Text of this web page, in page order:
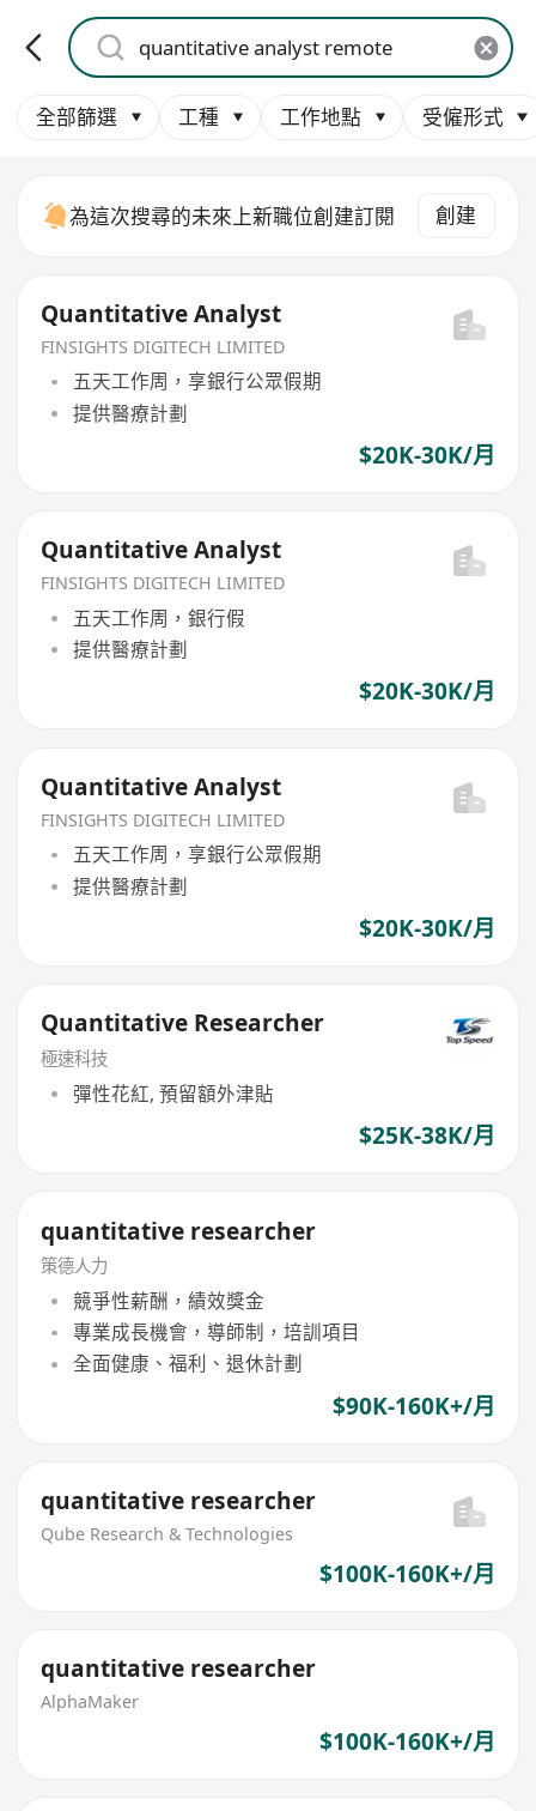
全部篩選 工種 工作地點 受僱形式
為這次搜尋的未來上新職位創建訂閱 創建
Quantitative Analyst
FINSIGHTS DIGITECH LIMITED
五天工作周，享銀行公眾假期
提供醫療計劃
$20K-30K/月
Quantitative Analyst
FINSIGHTS DIGITECH LIMITED
五天工作周，銀行假
提供醫療計劃
$20K-30K/月
Quantitative Analyst
FINSIGHTS DIGITECH LIMITED
五天工作周，享銀行公眾假期
提供醫療計劃
$20K-30K/月
Quantitative Researcher
極速科技
彈性花紅, 預留額外津貼
$25K-38K/月
quantitative researcher
策德人力
競爭性薪酬，績效獎金
專業成長機會，導師制，培訓項目
全面健康、福利、退休計劃
$90K-160K+/月
quantitative researcher
Qube Research & Technologies
$100K-160K+/月
quantitative researcher
AlphaMaker
$100K-160K+/月